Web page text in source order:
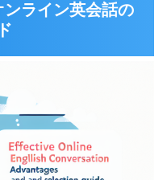
ライン英会話の